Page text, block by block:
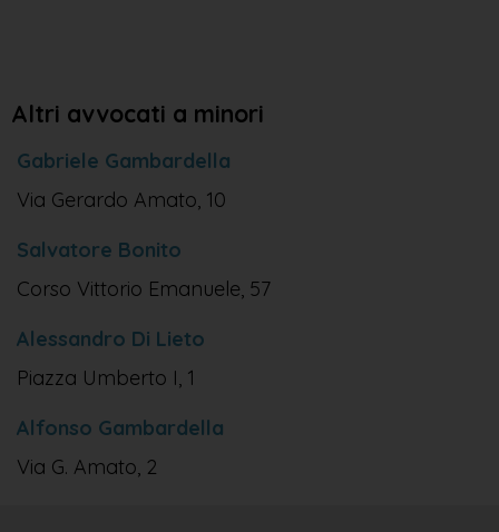
Altri avvocati a minori
Gabriele Gambardella
Via Gerardo Amato, 10
Salvatore Bonito
Corso Vittorio Emanuele, 57
Alessandro Di Lieto
Piazza Umberto I, 1
Alfonso Gambardella
Via G. Amato, 2